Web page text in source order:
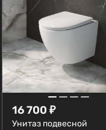
16 700 ₽
Унитаз подвесной